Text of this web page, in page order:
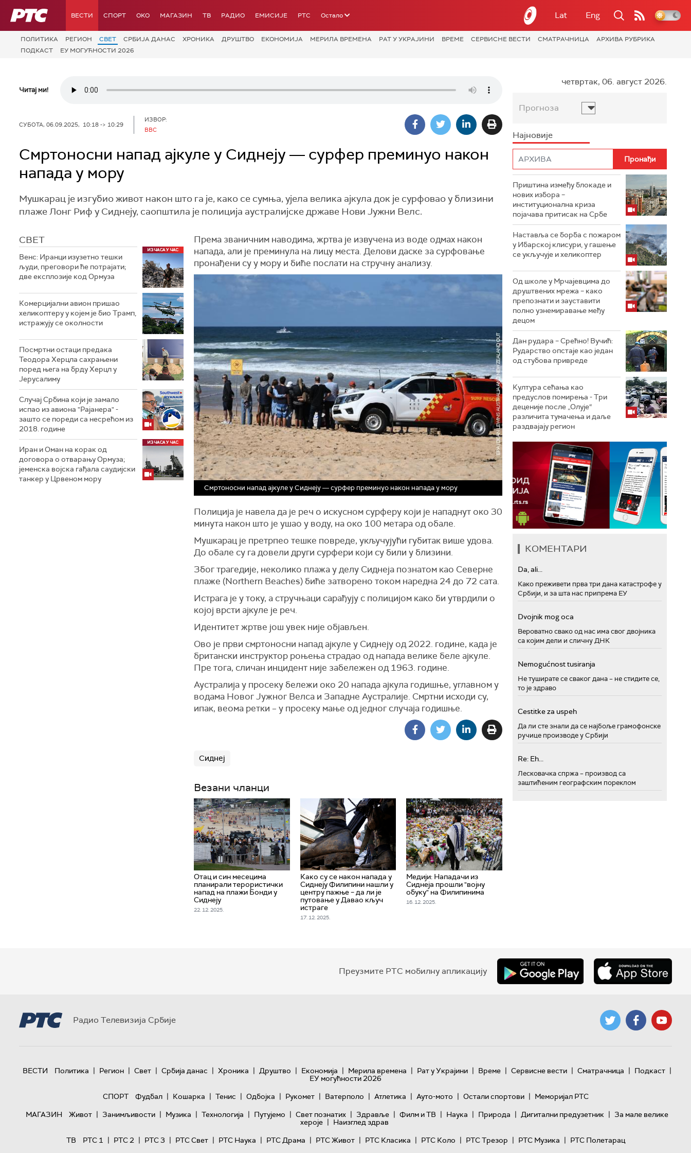
РТС ВЕСТИ СПОРТ OKO МАГАЗИН ТВ РАДИО ЕМИСИЈЕ РТС Остало Lat Eng
ПОЛИТИКА РЕГИОН СВЕТ СРБИЈА ДАНАС ХРОНИКА ДРУШТВО ЕКОНОМИЈА МЕРИЛА ВРЕМЕНА РАТ У УКРАЈИНИ ВРЕМЕ СЕРВИСНЕ ВЕСТИ СМАТРАЧНИЦА
АРХИВА РУБРИКА
ПОДКАСТ
ЕУ МОГУЋНОСТИ 2026
Читај ми!
СУБОТА, 06.09.2025, 10:18 -> 10:29
ИЗВОР:
BBC
Смртоносни напад ајкуле у Сиднеју ― сурфер преминуо након
напада у мору
Мушкарац је изгубио живот након што га је, како се сумња, ујела велика ајкула док је сурфовао у близини
плаже Лонг Риф у Сиднеју, саопштила је полиција аустралијске државе Нови Јужни Велс.
СВЕТ
Венс: Иранци изузетно тешки
људи, преговори ће потрајати;
две експлозије код Ормуза
Комерцијални авион пришао
хеликоптеру у којем је био Трамп,
истражују се околности
Посмртни остаци предака
Теодора Херцла сахрањени
поред њега на брду Херцл у
Јерусалиму
Случај Србина који је замало
испао из авиона "Рајанера" -
зашто се пореди са несрећом из
2018. године
Иран и Оман на корак од
договора о отварању Ормуза;
jеменска војска гађала саудијски
танкер у Црвеном мору
Према званичним наводима, жртва је извучена из воде одмах након
напада, али је преминула на лицу места. Делови даске за сурфовање
пронађени су у мору и биће послати на стручну анализу.
Смртоносни напад ајкуле у Сиднеју ― сурфер преминуо након напада у мору
Полиција је навела да је реч о искусном сурферу који је нападнут око 30
минута након што је ушао у воду, на око 100 метара од обале.
Мушкарац је претрпео тешке повреде, укључујући губитак више удова.
До обале су га довели други сурфери који су били у близини.
Због трагедије, неколико плажа у делу Сиднеја познатом као Северне
плаже (Northern Beaches) биће затворено током наредна 24 до 72 сата.
Истрага је у току, а стручњаци сарађују с полицијом како би утврдили о
којој врсти ајкуле је реч.
Идентитет жртве још увек није објављен.
Ово је први смртоносни напад ајкуле у Сиднеју од 2022. године, када је
британски инструктор роњења страдао од напада велике беле ајкуле.
Пре тога, сличан инцидент није забележен од 1963. године.
Аустралија у просеку бележи око 20 напада ајкула годишње, углавном у
водама Новог Јужног Велса и Западне Аустралије. Смртни исходи су,
ипак, веома ретки – у просеку мање од једног случаја годишње.
Сиднеј
Везани чланци
Отац и син месецима
планирали терористички
напад на плажи Бонди у
Сиднеју
22. 12. 2025.
Како су се након напада у
Сиднеју Филипини нашли у
центру пажње – да ли је
путовање у Давао кључ
истраге
17. 12. 2025.
Медији: Нападачи из
Сиднеја прошли "војну
обуку" на Филипинима
16. 12. 2025.
четвртак, 06. август 2026.
Прогноза
Најновије
Приштина између блокаде и
нових избора –
институционална криза
појачава притисак на Србе
Наставља се борба с пожаром
у Ибарској клисури, у гашење
се укључује и хеликоптер
Од школе у Мрчајевцима до
друштвених мрежа – како
препознати и зауставити
полно узнемиравање међу
децом
Дан рудара – Срећно! Вучић:
Рударство опстаје као један
од стубова привреде
Култура сећања као
предуслов помирења ­- Три
деценије после „Олује“
различита тумачења и даље
раздвајају регион
КОМЕНТАРИ
Da, ali...
Како преживети прва три дана катастрофе у
Србији, и за шта нас припрема ЕУ
Dvojnik mog oca
Вероватно свако од нас има свог двојника
са којим дели и сличну ДНК
Nemogućnost tusiranja
Не туширате се сваког дана – не стидите се,
то је здраво
Cestitke za uspeh
Да ли сте знали да се најбоље грамофонске
ручице производе у Србији
Re: Eh...
Лесковачка спржа – производ са
заштићеним географским пореклом
Преузмите РТС мобилну апликацију
Радио Телевизија Србије
ВЕСТИ Политика | Регион | Свет | Србија данас | Хроника | Друштво | Економија | Мерила времена | Рат у Украјини | Време | Сервисне вести | Сматрачница | Подкаст |
ЕУ могућности 2026
СПОРТ
Фудбал | Кошарка | Тенис | Одбојка | Рукомет | Ватерполо | Атлетика | Ауто-мото | Остали спортови | Меморијал РТС
МАГАЗИН
Живот | Занимљивости | Музика | Технологијa | Путујемо | Свет познатих | Здравље | Филм и ТВ | Наука | Природа | Дигитални предузетник | За мале велике
хероје | Наизглед здрав
ТВ
РТС 1 | РТС 2 | РТС 3 | РТС Свет | РТС Наука | РТС Драма | РТС Живот | РТС Класика | РТС Коло | РТС Трезор | РТС Музика | РТС Полетарац